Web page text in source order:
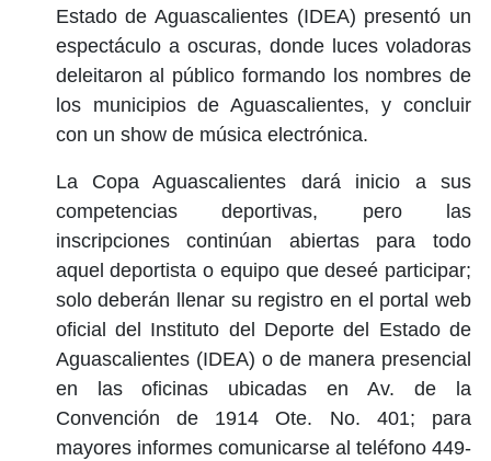
Estado de Aguascalientes (IDEA) presentó un
espectáculo a oscuras, donde luces voladoras
deleitaron al público formando los nombres de
los municipios de Aguascalientes, y concluir
con un show de música electrónica.
La Copa Aguascalientes dará inicio a sus
competencias deportivas, pero las
inscripciones continúan abiertas para todo
aquel deportista o equipo que deseé participar;
solo deberán llenar su registro en el portal web
oficial del Instituto del Deporte del Estado de
Aguascalientes (IDEA) o de manera presencial
en las oficinas ubicadas en Av. de la
Convención de 1914 Ote. No. 401; para
mayores informes comunicarse al teléfono 449-